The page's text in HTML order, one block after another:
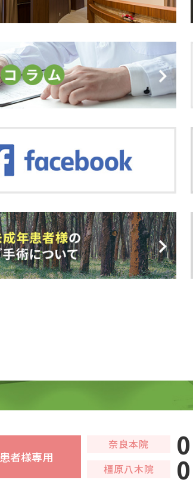
患者様専用
奈良本院
橿原八木院